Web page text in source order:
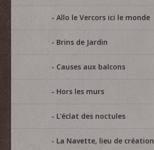
Allo le Vercors ici le monde
Brins de Jardin
Causes aux balcons
Hors les murs
L'éclat des noctules
La Navette, lieu de création